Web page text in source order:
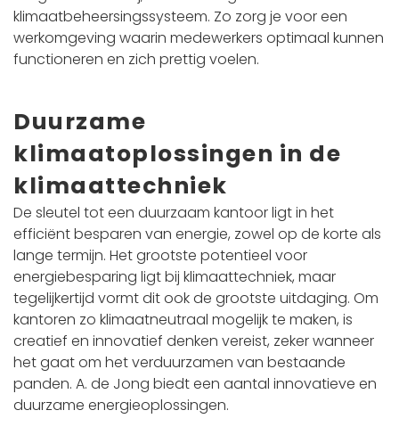
klimaatbeheersingssysteem. Zo zorg je voor een
werkomgeving waarin medewerkers optimaal kunnen
functioneren en zich prettig voelen.
Duurzame
klimaatoplossingen in de
klimaattechniek
De sleutel tot een duurzaam kantoor ligt in het
efficiënt besparen van energie, zowel op de korte als
lange termijn. Het grootste potentieel voor
energiebesparing ligt bij klimaattechniek, maar
tegelijkertijd vormt dit ook de grootste uitdaging. Om
kantoren zo klimaatneutraal mogelijk te maken, is
creatief en innovatief denken vereist, zeker wanneer
het gaat om het verduurzamen van bestaande
panden. A. de Jong biedt een aantal innovatieve en
duurzame energieoplossingen.